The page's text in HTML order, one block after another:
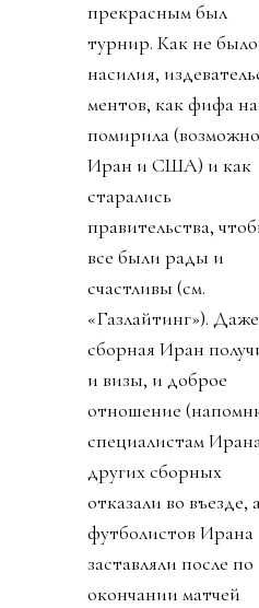
прекрасным был
турнир. Как не было
насилия,
ментов, как фифа
помирила
Иран и США) и как
старались
правительства,
все были рады и
счастливы (см.
«Газлайтинг»). Даже
сборная Иран
и визы, и доброе
отношение
специалистам
других сборных
отказали во въезде,
футболистов Ирана
заставляли после по
окончании матчей